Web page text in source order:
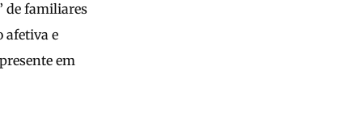
de familiares
afetiva e
em